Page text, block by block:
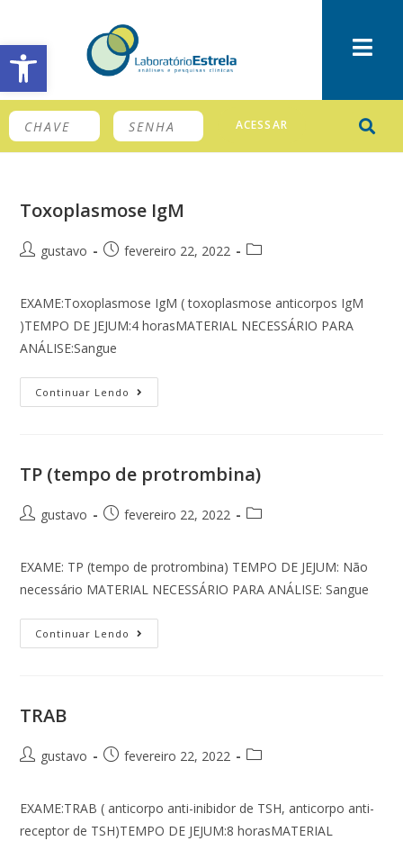
Barra de Ferramentas Aberta
ACESSAR
Toxoplasmose IgM
gustavo fevereiro 22, 2022
EXAME:Toxoplasmose IgM ( toxoplasmose anticorpos IgM
)TEMPO DE JEJUM:4 horasMATERIAL NECESSÁRIO PARA
ANÁLISE:Sangue
Continuar Lendo
TP (tempo de protrombina)
gustavo fevereiro 22, 2022
EXAME: TP (tempo de protrombina) TEMPO DE JEJUM: Não
necessário MATERIAL NECESSÁRIO PARA ANÁLISE: Sangue
Continuar Lendo
TRAB
gustavo fevereiro 22, 2022
EXAME:TRAB ( anticorpo anti-inibidor de TSH, anticorpo anti-
receptor de TSH)TEMPO DE JEJUM:8 horasMATERIAL